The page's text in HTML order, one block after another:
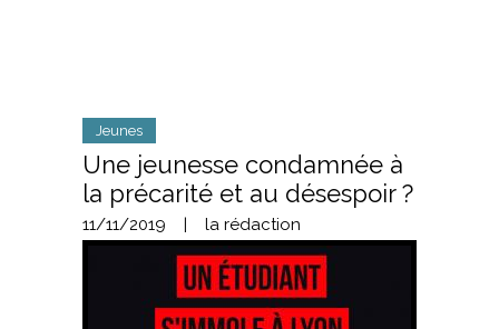
Jeunes
Une jeunesse condamnée à
la précarité et au désespoir ?
11/11/2019 | la rédaction